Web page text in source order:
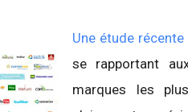
Une étude récente
se rapportant
marques les